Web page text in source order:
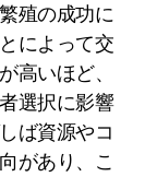
殖の成功に
によって交
高いほど、
選択に影響
ば資源やコ
があり、こ